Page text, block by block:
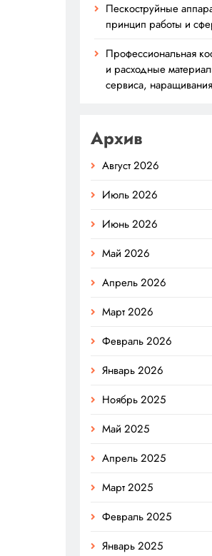
Пескоструйные
принцип работы и
Профессиональная
и расходные
сервиса,
Архив
Август 2026
Июль 2026
Июнь 2026
Май 2026
Апрель 2026
Март 2026
Февраль 2026
Январь 2026
Ноябрь 2025
Май 2025
Апрель 2025
Март 2025
Февраль 2025
Январь 2025